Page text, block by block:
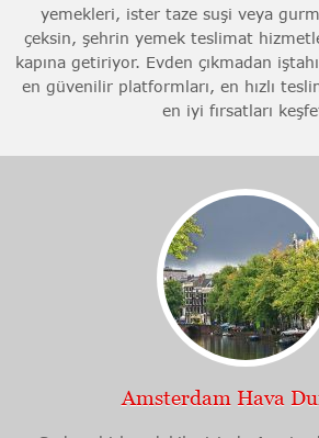
yemekleri, ister taze suşi veya
çeksin, şehrin yemek teslimat
kapına getiriyor. Evden çıkmadan
en güvenilir platformları, en hızlı
en iyi fırsatları
Amsterdam Hava